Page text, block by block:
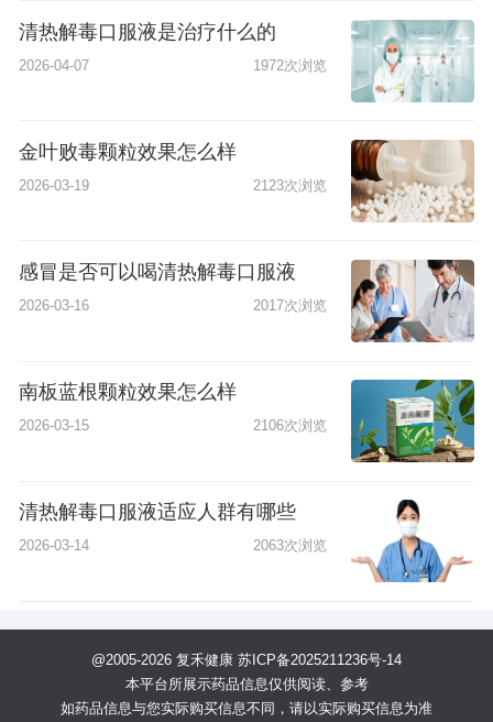
清热解毒口服液是治疗什么的
2026-04-07 1972次浏览
金叶败毒颗粒效果怎么样
2026-03-19 2123次浏览
感冒是否可以喝清热解毒口服液
2026-03-16 2017次浏览
南板蓝根颗粒效果怎么样
2026-03-15 2106次浏览
清热解毒口服液适应人群有哪些
2026-03-14 2063次浏览
@2005-2026 复禾健康 苏ICP备2025211236号-14
本平台所展示药品信息仅供阅读、参考
如药品信息与您实际购买信息不同，请以实际购买信息为准